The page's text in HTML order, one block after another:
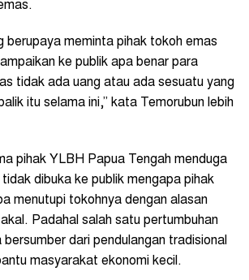
berupaya meminta pihak tokoh emas
ke publik apa benar para
tidak ada uang atau ada sesuatu yang
itu selama ini,” kata Temorubun lebih
pihak YLBH Papua Tengah menduga
dibuka ke publik mengapa pihak
menutupi tokohnya dengan alasan
Padahal salah satu pertumbuhan
bersumber dari pendulangan tradisional
masyarakat ekonomi kecil.